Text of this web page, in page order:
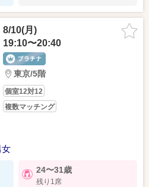
8/10(月)
19:10〜20:40
東京/5階
個室12対12
複数マッチング
女
24〜31歳
残り1席